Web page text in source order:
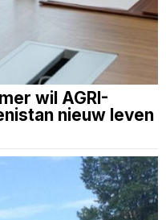
wil AGRI-
nieuw leven